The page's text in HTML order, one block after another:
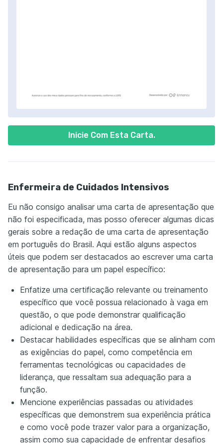
Inicie Com Esta Carta.
Enfermeira de Cuidados Intensivos
Eu não consigo analisar uma carta de apresentação que
não foi especificada, mas posso oferecer algumas dicas
gerais sobre a redação de uma carta de apresentação
em português do Brasil. Aqui estão alguns aspectos
úteis que podem ser destacados ao escrever uma carta
de apresentação para um papel específico:
Enfatize uma certificação relevante ou treinamento
específico que você possua relacionado à vaga em
questão, o que pode demonstrar qualificação
adicional e dedicação na área.
Destacar habilidades específicas que se alinham com
as exigências do papel, como competência em
ferramentas tecnológicas ou capacidades de
liderança, que ressaltam sua adequação para a
função.
Mencione experiências passadas ou atividades
específicas que demonstrem sua experiência prática
e como você pode trazer valor para a organização,
assim como sua capacidade de enfrentar desafios